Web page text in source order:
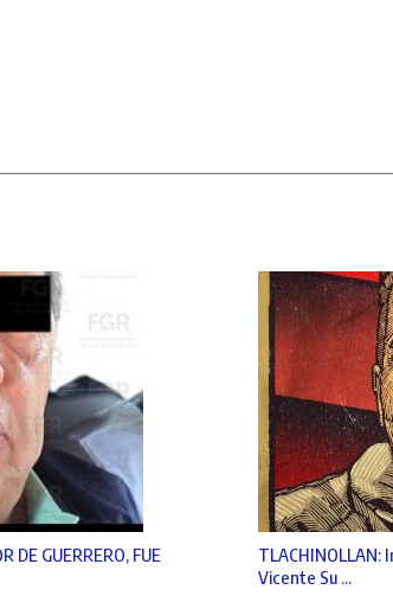
DE GUERRERO, FUE
TLACHINOLLAN:
Vicente Su ...